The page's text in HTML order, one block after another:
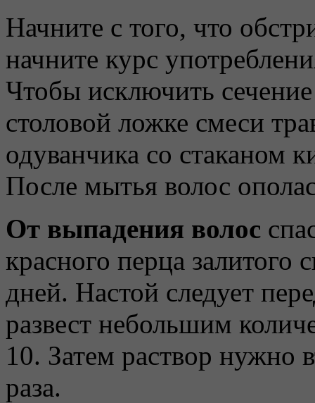
Начните с того, что
начните курс
Чтобы исключить
столовой ложке смеси
одуванчика со стаканом
После мытья волос
От выпадения волос
красного перца
дней. Настой следует
развест небольшим
10. Затем раствор нужно
раза.